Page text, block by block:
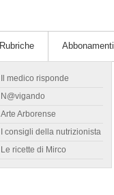
Rubriche
Il medico risponde
N@vigando
Arte Arborense
I consigli della nutrizionista
Le ricette di Mirco
Abbonamenti